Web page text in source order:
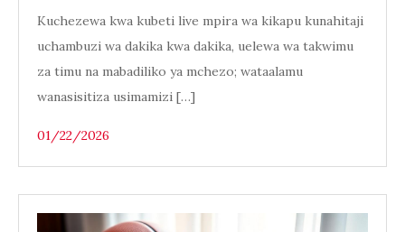
Kuchezewa kwa kubeti live mpira wa kikapu kunahitaji
uchambuzi wa dakika kwa dakika, uelewa wa takwimu
za timu na mabadiliko ya mchezo; wataalamu
wanasisitiza usimamizi […]
01/22/2026